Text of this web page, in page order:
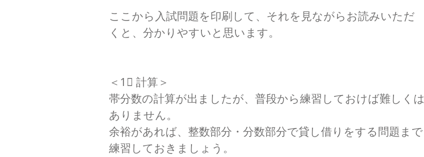
ここから入試問題を印刷して、それを見ながらお読みいただ
くと、分かりやすいと思います。
＜1⃣ 計算＞
帯分数の計算が出ましたが、普段から練習しておけば難しくは
ありません。
余裕があれば、整数部分・分数部分で貸し借りをする問題まで
練習しておきましょう。